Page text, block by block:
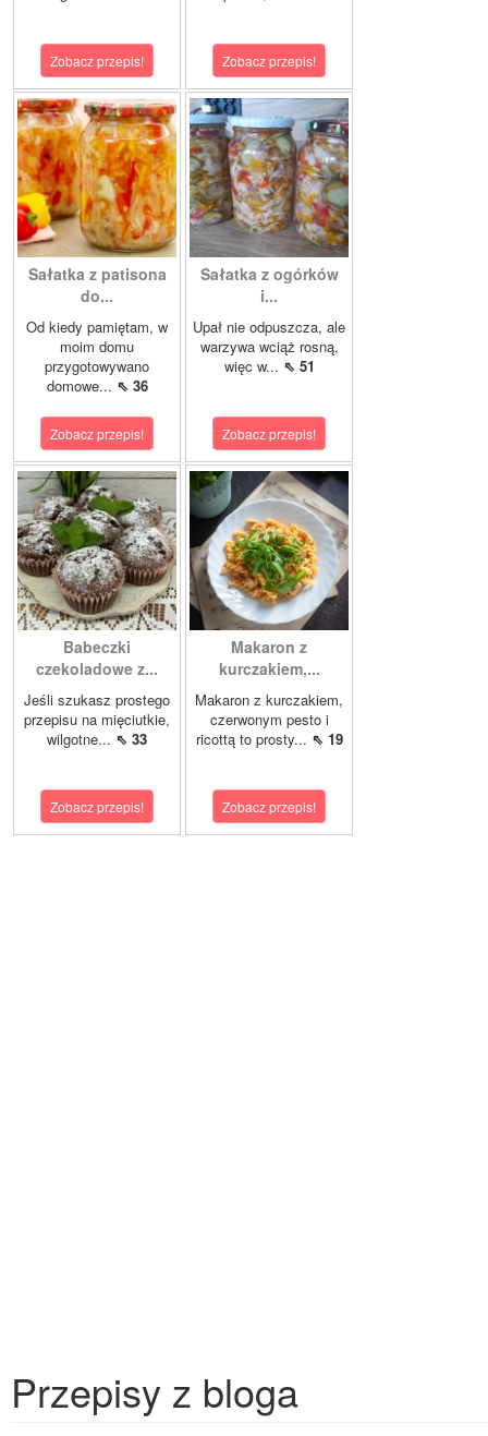
Zobacz przepis! Zobacz przepis!
Sałatka z patisona
do...
Od kiedy pamiętam, w
moim domu
przygotowywano
domowe... ⇖ 36
Zobacz przepis!
Sałatka z ogórków
i...
Upał nie odpuszcza, ale
warzywa wciąż rosną,
więc w... ⇖ 51
Zobacz przepis!
Babeczki
czekoladowe z...
Jeśli szukasz prostego
przepisu na mięciutkie,
wilgotne... ⇖ 33
Zobacz przepis!
Makaron z
kurczakiem,...
Makaron z kurczakiem,
czerwonym pesto i
ricottą to prosty... ⇖ 19
Zobacz przepis!
Przepisy z bloga